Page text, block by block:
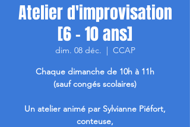
Atelier d'improvisation
[6 - 10 ans]
dim. 08 déc.
  |
CCAP
Chaque dimanche de 10h à 11h
(sauf congés scolaires)
Un atelier animé par Sylvianne Piéfort,
conteuse,